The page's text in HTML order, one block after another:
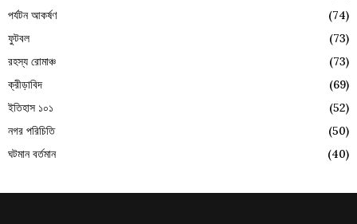
পর্যটন আকর্ষণ
(74)
ফুটবল
(73)
রহস্য রোমাঞ্চ
(73)
ক্রীড়াবিদ
(69)
ইতিহাস ১০১
(52)
নগর পরিচিতি
(50)
ঘটমান বর্তমান
(40)